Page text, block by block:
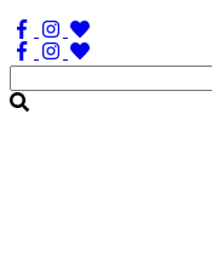
Søg
efter: